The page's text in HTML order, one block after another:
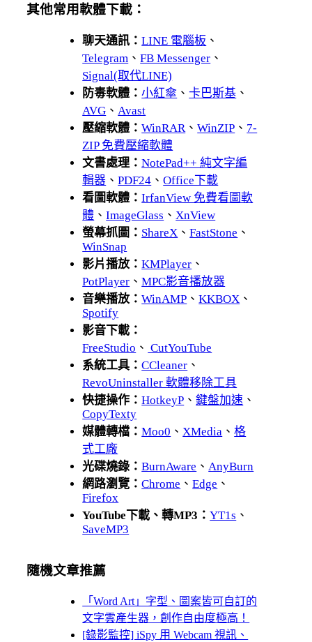
其他常用軟體下載：
聊天通訊：LINE 電腦板 、
Telegram 、FB Messenger 、
Signal(取代LINE)
防毒軟體：小紅傘 、卡巴斯基 、
AVG 、 Avast
壓縮軟體：WinRAR 、WinZIP 、 7-
ZIP 免費壓縮軟體
文書處理：NotePad++ 純文字編
輯器 、PDF24 、Office下載
看圖軟體：IrfanView 免費看圖軟
體 、ImageGlass 、 XnView
螢幕抓圖： ShareX 、FastStone 、
WinSnap
影片播放：KMPlayer 、
PotPlayer 、MPC影音播放器
音樂播放：WinAMP 、KKBOX 、
Spotify
影音下載：
FreeStudio 、 CutYouTube
系統工具：CCleaner 、
RevoUninstaller 軟體移除工具
快捷操作：HotkeyP 、鍵盤加速 、
CopyTexty
媒體轉檔：Moo0 、 XMedia 、格
式工廠
光碟燒錄：BurnAware 、 AnyBurn
網路瀏覽：Chrome 、Edge 、
Firefox
YouTube下載、轉MP3：YT1s 、
SaveMP3
隨機文章推薦
「Word Art」字型、圖案皆可自訂的
文字雲產生器，創作自由度極高！
[錄影監控] iSpy 用 Webcam 視訊、